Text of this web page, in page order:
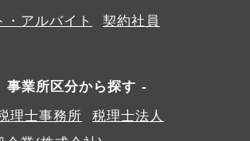
・アルバイト 契約社員
事業所区分から探す
理士事務所
税理士法人